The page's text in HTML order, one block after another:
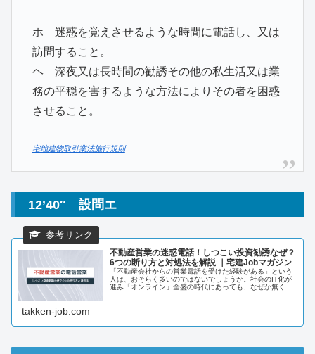
ホ 迷惑を覚えさせるような時間に電話し、又は
訪問すること。
ヘ 深夜又は長時間の勧誘その他の私生活又は業
務の平穏を害するような方法によりその者を困惑
させること。
宅地建物取引業法施行規則
12’40″ 設問エ
不動産営業の迷惑電話！しつこい投資勧誘なぜ？
6つの断り方と対処法を解説 ｜宅建Jobマガジン
「不動産会社からの営業電話を受けた経験がある」という
人は、おそらく多いのではないでしょうか。社会のIT化が
進み「オンライン」全盛の時代にあっても、なぜか無くな
takken-job.com